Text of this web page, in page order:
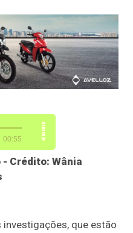
Crédito: Wânia
que estão